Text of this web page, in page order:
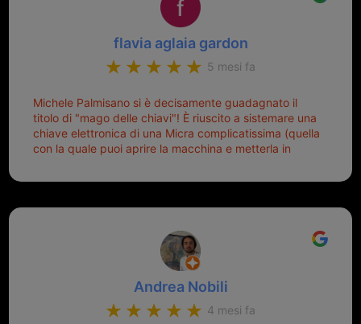
flavia aglaia gardon
5 mesi fa
Michele Palmisano si è decisamente guadagnato il
titolo di "mago delle chiavi"! È riuscito a sistemare una
chiave elettronica di una Micra complicatissima (quella
con la quale puoi aprire la macchina e metterla in
pronta per la pattumiera... Avevo passato mesi con le
il coperchietto, la chiave era fissata con un filo di
che non ti staccasse la chiave dal blocchetto e
talvolta non faceva bene il contatto nel quadro e
bisognava armeggiare un po', praticamente entrare e
mettere in moto era un terno al Lotto; ormai pensavo
di dover prendere un mutuo per ricomprarle alla
Nissan... e invece ho scoperto che la Ferramenta
Andrea Nobili
4 mesi fa